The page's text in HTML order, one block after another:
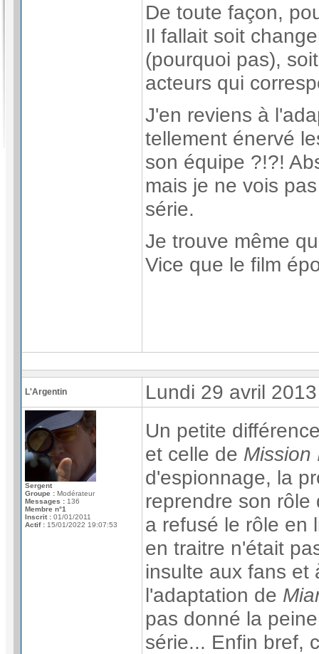
De toute façon,
Il fallait soit
(pourquoi pas),
acteurs qui
J'en reviens à
tellement énervé
son équipe ?!?!
mais je ne vois
série.
Je trouve même
Vice que le film
L'Argentin Lundi 29 avril
Sergent
Groupe : Modérateur
Messages : 136
Membre n°1
Inscrit : 01/01/2011
Actif : 15/01/2022 19:07:53
Un petite
et celle de Mission
d'espionnage, la
reprendre son
a refusé le rôle en
en traitre n'était
insulte aux fans et
l'adaptation de
pas donné la
série... Enfin bref,